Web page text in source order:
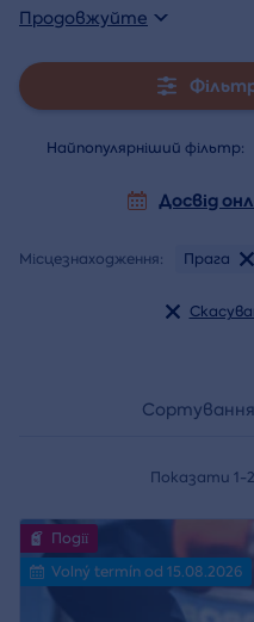
Продовжуйте
Найпопулярніший фільтр:
Досвід
Місцезнаходження: Прага
Показати 1-
Події
Volný termín od 15.08.2026